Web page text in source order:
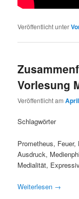
Veröffentlicht unter
Vorlesung
Veröffentlicht am
Schlagwörter
Prometheus,
Ausdruck,
Medialität,
Weiterlesen →